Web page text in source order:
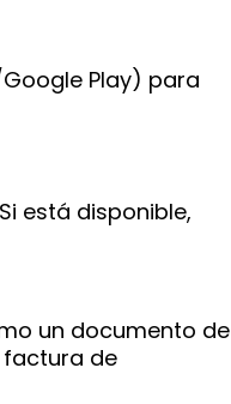
Play) para
está disponible,
un documento de
de